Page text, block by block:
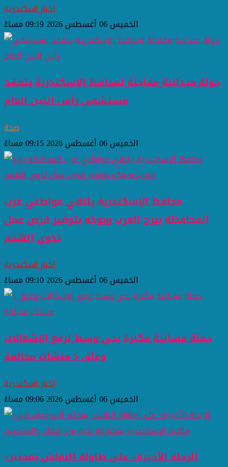
اخبار اسكندرية
الخميس 06 أغسطس 2026 09:19 مساءً
جولة ميدانية مفاجئة لمحافظ الإسكندرية يتفقد
مستشفى رأس التين العام
صحة
الخميس 06 أغسطس 2026 09:15 مساءً
محافظ الإسكندرية يلتقي مواطني غرب
المحافظة ببرج العرب ويوجّه بتوفير فرص عمل
لذوي الهمم
اخبار اسكندرية
الخميس 06 أغسطس 2026 09:10 مساءً
حملة مسائية مكبرة بحي وسط لرفع الإشغالات
وغلق 5 منشآت مخالفة
اخبار اسكندرية
الخميس 06 أغسطس 2026 09:06 مساءً
«الرحلة الأخيرة» على طاولة النقاش بمختبر